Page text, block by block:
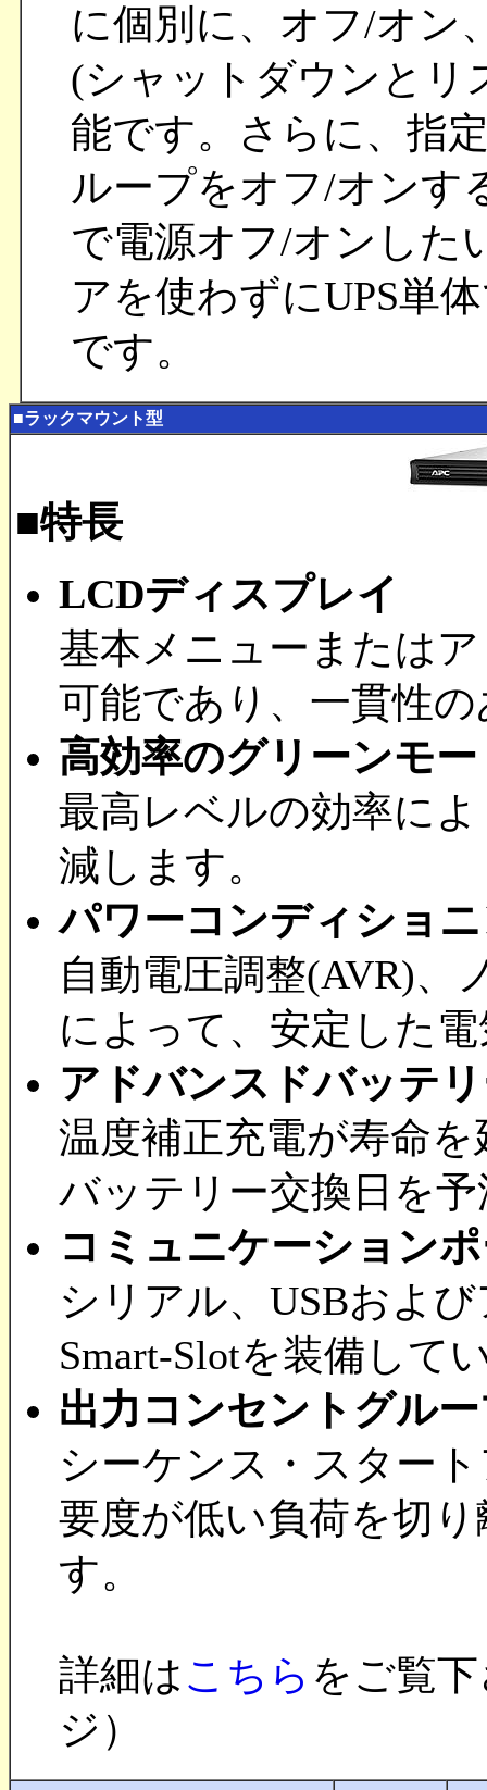
に個別に、オフ/オン
(シャットダウンとリ
能です。さらに、指
ループをオフ/オンす
で電源オフ/オンした
アを使わずにUPS単
です。
■ラックマウント型
■特長
LCDディスプレイ
基本メニューまたは
可能であり、一貫性
高効率のグリーンモー
最高レベルの効率に
減します。
パワーコンディショ
自動電圧調整(AVR)、
によって、安定した
アドバンスドバッテ
温度補正充電が寿命
バッテリー交換日を
コミュニケーション
シリアル、USBおよ
Smart-Slotを装備して
出力コンセントグル
シーケンス・スター
要度が低い負荷を切
す。
詳細はこちら をご覧
ジ）